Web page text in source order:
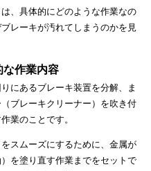
、具体的にどのような作業なの
レーキが汚れてしまうのかを見
な作業内容
にあるブレーキ装置を分解、ま
ブレーキクリーナー）を吹き付
業のことです。
スムーズにするために、金属が
を塗り直す作業までをセットで